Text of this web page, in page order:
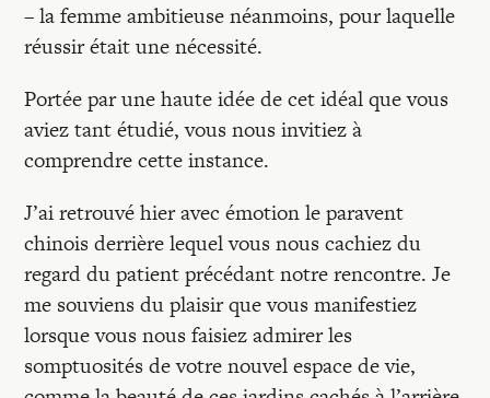
– la femme ambitieuse néanmoins, pour laquelle
réussir était une nécessité.
Portée par une haute idée de cet idéal que vous
aviez tant étudié, vous nous invitiez à
comprendre cette instance.
J’ai retrouvé hier avec émotion le paravent
chinois derrière lequel vous nous cachiez du
regard du patient précédant notre rencontre. Je
me souviens du plaisir que vous manifestiez
lorsque vous nous faisiez admirer les
somptuosités de votre nouvel espace de vie,